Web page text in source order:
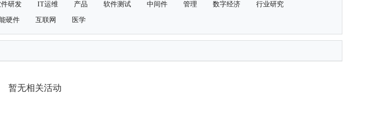
研发 IT运维 产品 软件测试 中间件 管理 数字经济 行业研究
硬件 互联网 医学
暂无相关活动